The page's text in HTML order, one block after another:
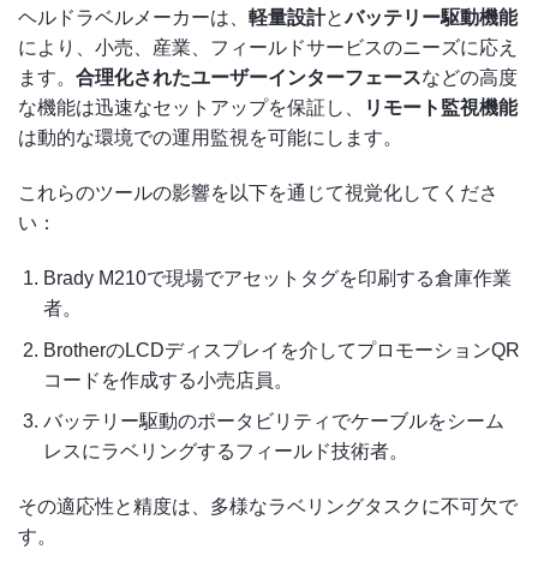
ヘルドラベルメーカーは、 軽量設計とバッテリー駆動機能
により、小売、産業、フィールドサービスのニーズに応え
ます。 合理化されたユーザーインターフェースなどの高度
な機能は迅速なセットアップを保証し、
リモート監視機能
は動的な環境での運用監視を可能にします。
これらのツールの影響を以下を通じて視覚化してくださ
い：
Brady M210で現場でアセットタグを印刷する倉庫作業
者。
BrotherのLCDディスプレイを介してプロモーションQR
コードを作成する小売店員。
バッテリー駆動のポータビリティでケーブルをシーム
レスにラベリングするフィールド技術者。
その適応性と精度は、多様なラベリングタスクに不可欠で
す。